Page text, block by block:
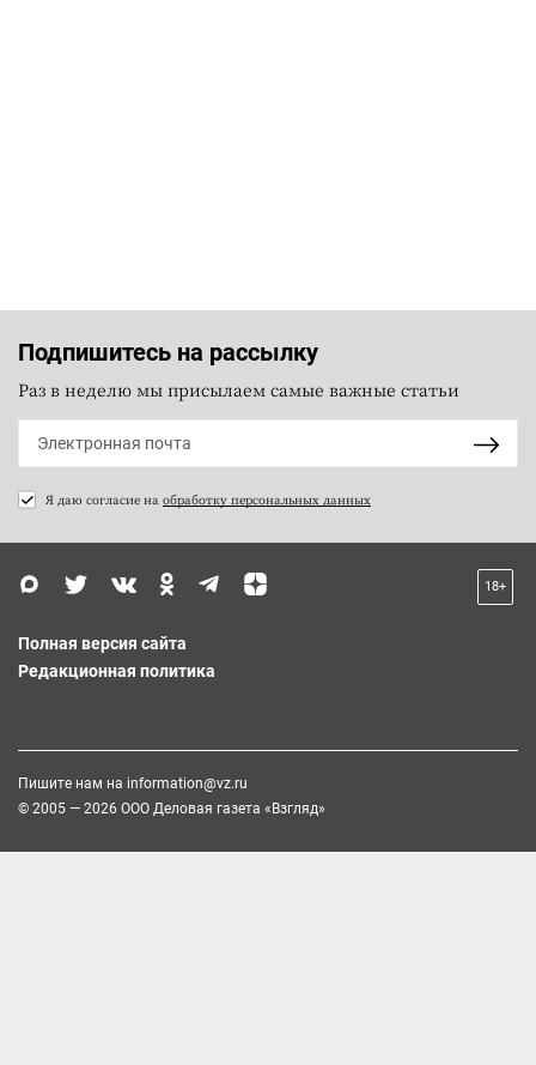
Подпишитесь на рассылку
Раз в неделю мы присылаем самые важные статьи
Я даю согласие на обработку персональных данных
18+
Полная версия сайта
Редакционная политика
Пишите нам на information@vz.ru
© 2005 — 2026 ООО Деловая газета «Взгляд»